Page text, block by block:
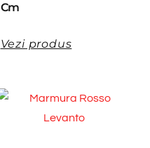
Cm
Vezi produs